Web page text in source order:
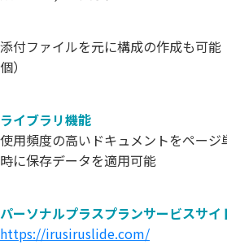
添付ファイルを元に構成の作成も可
個）
ライブラリ機能
使用頻度の高いドキュメントをペー
時に保存データを適用可能
パーソナルプラスプランサービスサイ
https://irusiruslide.com/